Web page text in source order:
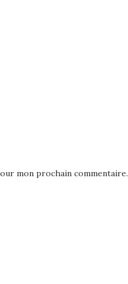
mon prochain commentaire.